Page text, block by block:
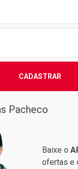
CADASTRAR
Pacheco
Baixe o
ofertas e